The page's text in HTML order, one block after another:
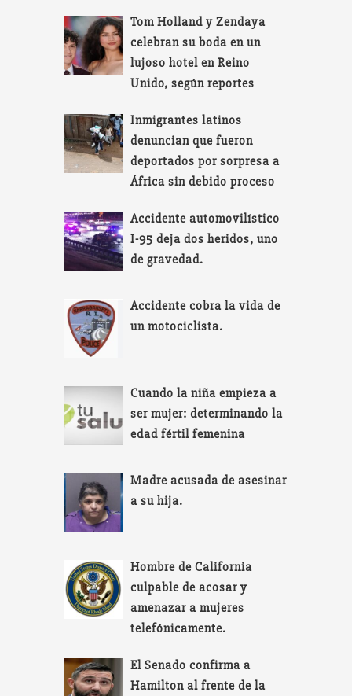
Tom Holland y Zendaya
celebran su boda en un
lujoso hotel en Reino
Unido, según reportes
Inmigrantes latinos
denuncian que fueron
deportados por sorpresa a
África sin debido proceso
Accidente automovilístico
I-95 deja dos heridos, uno
de gravedad.
Accidente cobra la vida de
un motociclista.
Cuando la niña empieza a
ser mujer: determinando la
edad fértil femenina
Madre acusada de asesinar
a su hija.
Hombre de California
culpable de acosar y
amenazar a mujeres
telefónicamente.
El Senado confirma a
Hamilton al frente de la